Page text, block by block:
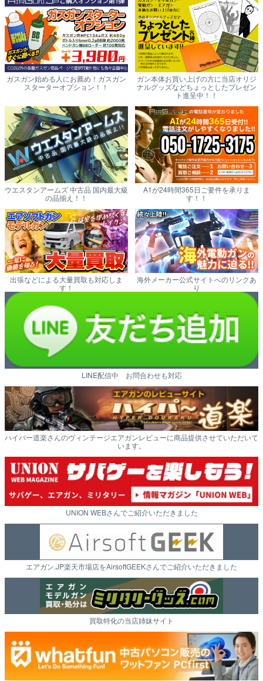
ガスガン始める人にお薦め！ガスガン
スターターオプション！！
ガン本体お買い上げの方に当店オリジ
ナルグッズなどちょっとしたプレゼン
ト進呈中！！
ウエスタンアームズ 中古品 国内最大級
の品揃え！！
A1が24時間365日ご要件を承りま
す！！
出張などによる大量買取も対応しま
す！
海外メーカー公式サイトへのリンクあ
り
LINE配信中 お問合わせも対応
ハイパー道楽さんのヴィンテージエアガンレビューに商品提供させていただいて
います。
UNION WEBさんでご紹介いただきました
エアガン.JP楽天市場店をAirsoftGEEKさんでご紹介いただきました
買取特化の当店姉妹サイト